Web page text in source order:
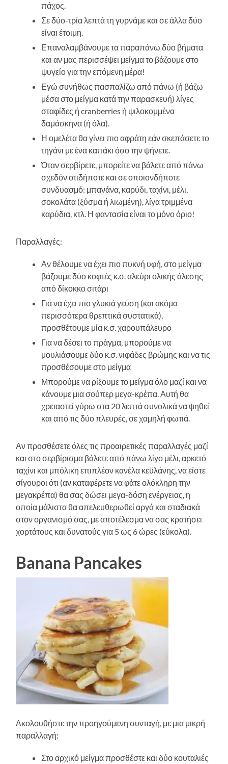
πάχος.
Σε δύο-τρία λεπτά τη γυρνάμε και σε άλλα δύο
είναι έτοιμη.
Επαναλαμβάνουμε τα παραπάνω δύο βήματα
και αν μας περισσέψει μείγμα το βάζουμε στο
ψυγείο για την επόμενη μέρα!
Εγώ συνήθως πασπαλίζω από πάνω (ή βάζω
μέσα στο μείγμα κατά την παρασκευή) λίγες
σταφίδες ή cranberries ή ψιλοκομμένα
δαμάσκηνα (ή όλα).
Η ομελέτα θα γίνει πιο αφράτη εάν σκεπάσετε το
τηγάνι με ένα καπάκι όσο την ψήνετε.
Όταν σερβίρετε, μπορείτε να βάλετε από πάνω
σχεδόν οτιδήποτε και σε οποιονδήποτε
συνδυασμό: μπανάνα, καρύδι, ταχίνι, μέλι,
σοκολάτα (ξύσμα ή λιωμένη), λίγα τριμμένα
καρύδια, κτλ. Η φαντασία είναι το μόνο όριο!
Παραλλαγές:
Αν θέλουμε να έχει πιο πυκνή υφή, στο μείγμα
βάζουμε δύο κοφτές κ.σ. αλεύρι ολικής άλεσης
από δίκοκκο σιτάρι
Για να έχει πιο γλυκιά γεύση (και ακόμα
περισσότερα θρεπτικά συστατικά),
προσθέτουμε μία κ.σ. χαρουπάλευρο
Για να δέσει το πράγμα, μπορούμε να
μουλιάσουμε δύο κ.σ. νιφάδες βρώμης και να τις
προσθέσουμε στο μείγμα
Μπορούμε να ρίξουμε το μείγμα όλο μαζί και να
κάνουμε μια σούπερ μεγα-κρέπα. Αυτή θα
χρειαστεί γύρω στα 20 λεπτά συνολικά να ψηθεί
και από τις δύο πλευρές, σε χαμηλή φωτιά.
Αν προσθέσετε όλες τις προαιρετικές παραλλαγές μαζί
και στο σερβίρισμα βάλετε από πάνω λίγο μέλι, αρκετό
ταχίνι και μπόλικη επιπλέον κανέλα κεϋλάνης, να είστε
σίγουροι ότι (αν καταφέρετε να φάτε ολόκληρη την
μεγακρέπα) θα σας δώσει μεγα-δόση ενέργειας, η
οποία μάλιστα θα απελευθερωθεί αργά και σταδιακά
στον οργανισμό σας, με αποτέλεσμα να σας κρατήσει
χορτάτους και δυνατούς για 5 ως 6 ώρες (εύκολα).
Banana Pancakes
Ακολουθήστε την προηγούμενη συνταγή, με μια μικρή
παραλλαγή:
Στο αρχικό μείγμα προσθέστε και δύο κουταλιές